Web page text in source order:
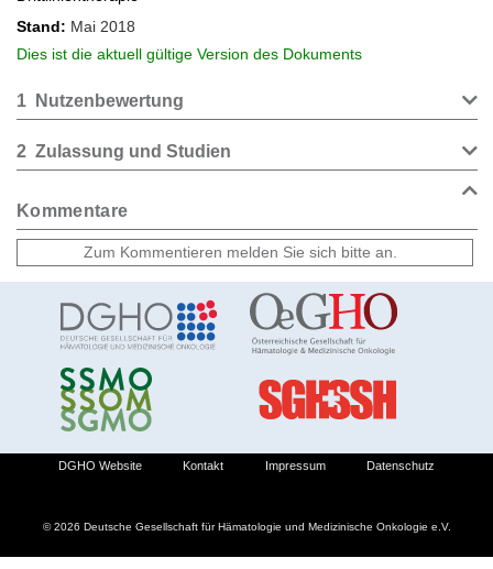
Stand
Mai 2018
Dies ist die aktuell gültige Version des Dokuments
1 Nutzenbewertung
2 Zulassung und Studien
Kommentare
© 2026 Deutsche Gesellschaft für Hämatologie und Medizinische Onkologie e.V.
DGHO Website Kontakt Impressum Datenschutz